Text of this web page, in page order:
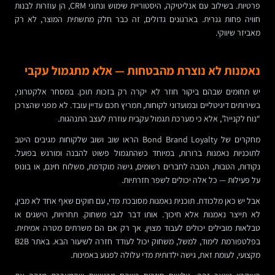
פרטיות. בשילוב עם אנליטיקה, היסטוריית שימוש ונתוני CRM, הן עוזרות לבנות
חוויה פחות גנרית. בארגונים גדולים, זה כבר חלק מתשתית המוצר, לא רק
מאביזר שיווקי.
נאמנות לא נוצרת מהבטחות — אלא מתגמול עקבי
יש תחומים שבהם ביקור חוזר לא יקרה רק בזכות תוכן. במסחר אלקטרוני,
בשירותים דיגיטליים ובמועדוני לקוחות, תמריץ חכם עדיין עובד. לא מפני שהצרכן
“נוח לקנייה”, אלא כי מערכת תגמול עקבית עוזרת לעצב התנהגות.
מחקרים של Bond Brand Loyalty הראו שוב ושוב שלקוחות מגיבים היטב
לתוכניות נאמנות ברורות, במיוחד כשהתגמול פשוט להבנה ומורגש בפועל.
נקודות, הטבות, הטבה לחברים רשומים, גישה מוקדמת, משלוח חינם, או בונוס
על פעילות — כל אלה יכולים לשפר חזרתיות.
אבל יש כאן מלכודת. תוכנית נאמנות מסובכת מדי, עם חוקים שאף אחד לא מבין,
לא תייצר נאמנות אלא חיכוך. אותו דבר לגבי משחוק. תחרויות, הישגים או
טבלאות מובילים יכולים לעבוד מצוין, אך רק אם הם משרתים מטרה אמיתית.
בפלטפורמת לימוד, למשל, משחוק יכול לעודד חזרה לשיעור הבא. באתר B2B
מקצועי, לעומת זאת, גישה ילדותית מדי עלולה לפגוע באמינות.